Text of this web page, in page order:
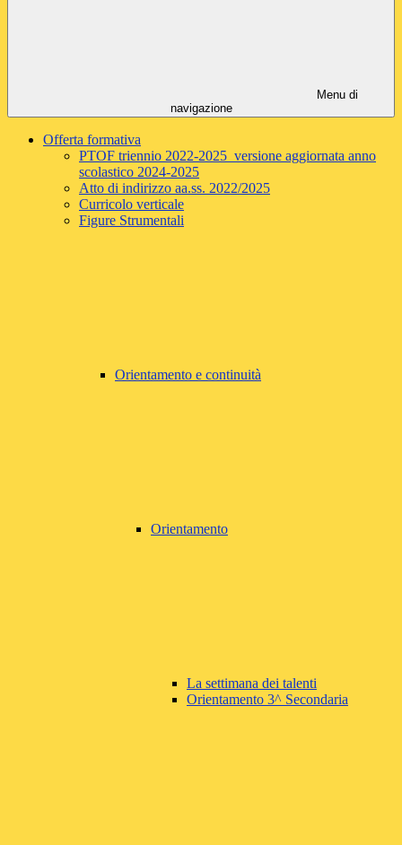
Menu di
navigazione
Offerta formativa
PTOF triennio 2022-2025 versione aggiornata anno
scolastico 2024-2025
Atto di indirizzo aa.ss. 2022/2025
Curricolo verticale
Figure Strumentali
Orientamento e continuità
Orientamento
La settimana dei talenti
Orientamento 3^ Secondaria